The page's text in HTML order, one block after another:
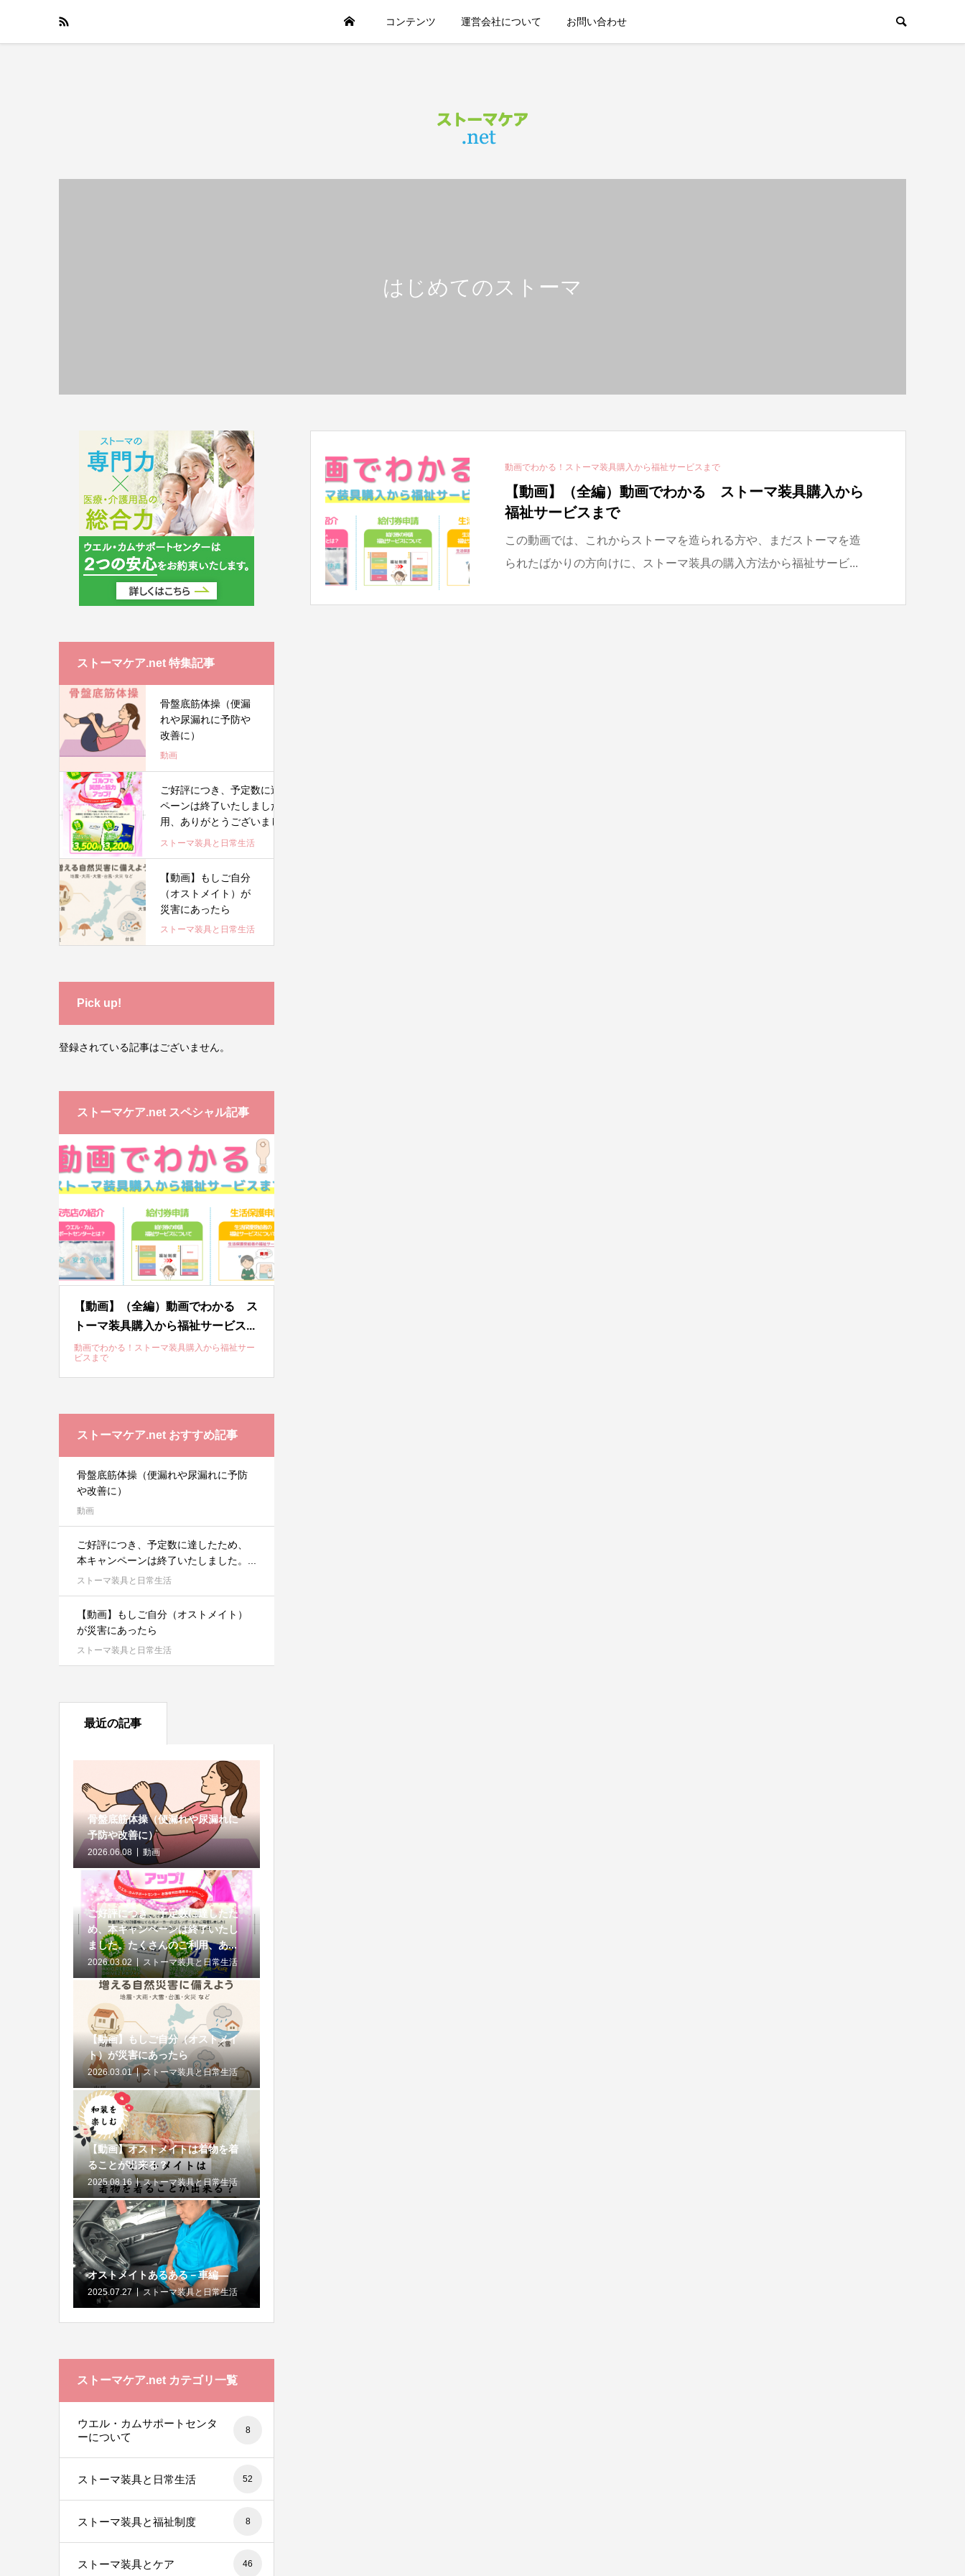
コンテンツ 運営会社について お問い合わせ
はじめてのストーマ
動画でわかる！ストーマ装具購入から福祉サービスまで
【動画】（全編）動画でわかる ストーマ装具購入から
福祉サービスまで
この動画では、これからストーマを造られる方や、まだストーマを造
られたばかりの方向けに、ストーマ装具の購入方法から福祉サービ...
ストーマケア.net 特集記事
骨盤底筋体操（便漏
れや尿漏れに予防や
改善に）
動画
ご好評につき、予定数に達したため、本キャン
ペーンは終了いたしました。たくさんのご利
用、ありがとうございまし
た。 ...
ストーマ装具と日常生活
【動画】もしご自分
（オストメイト）が
災害にあったら
ストーマ装具と日常生活
Pick up!
登録されている記事はございません。
ストーマケア.net スペシャル記事
【動画】（全編）動画でわかる ス
トーマ装具購入から福祉サービス...
動画でわかる！ストーマ装具購入から福祉サー
ビスまで
ストーマケア.net おすすめ記事
骨盤底筋体操（便漏れや尿漏れに予防
や改善に）
動画
ご好評につき、予定数に達したため、
本キャンペーンは終了いたしました。...
ストーマ装具と日常生活
【動画】もしご自分（オストメイト）
が災害にあったら
ストーマ装具と日常生活
最近の記事
骨盤底筋体操（便漏れや尿漏れに
予防や改善に）
2026.06.08 動画
ご好評につき、予定数に達したた
め、本キャンペーンは終了いたし
ました。たくさんのご利用、あ...
2026.03.02 ストーマ装具と日常生活
【動画】もしご自分（オストメイ
ト）が災害にあったら
2026.03.01 ストーマ装具と日常生活
【動画】オストメイトは着物を着
ることが出来る？
2025.08.16 ストーマ装具と日常生活
オストメイトあるある－車編―
2025.07.27 ストーマ装具と日常生活
ストーマケア.net カテゴリ一覧
ウエル・カムサポートセンタ
ーについて
8
ストーマ装具と日常生活 52
ストーマ装具と福祉制度 8
ストーマ装具とケア 46